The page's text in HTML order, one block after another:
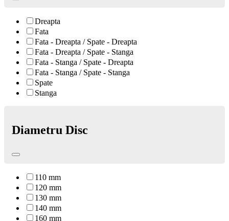
Dreapta
Fata
Fata - Dreapta / Spate - Dreapta
Fata - Dreapta / Spate - Stanga
Fata - Stanga / Spate - Dreapta
Fata - Stanga / Spate - Stanga
Spate
Stanga
Diametru Disc
110 mm
120 mm
130 mm
140 mm
160 mm